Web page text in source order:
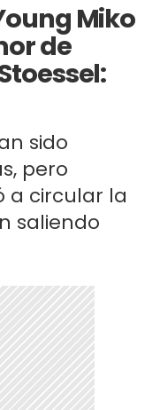
Miko
de
sido
pero
a circular la
saliendo